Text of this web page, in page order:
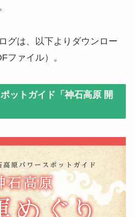
グは、以下よりダウンロー
ファイル）。
ットガイド「神石高原 開